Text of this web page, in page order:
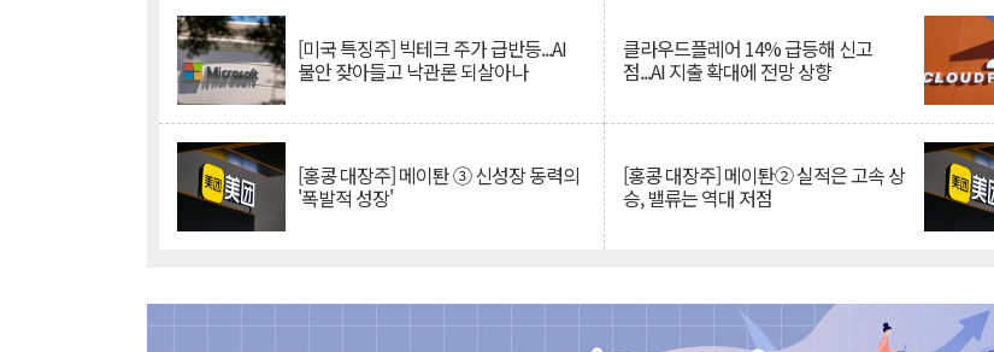
[미국 특징주] 빅테크 주가 급반등...AI
불안 잦아들고 낙관론 되살아나
클라우드플레어 14% 급등해 신고
점...AI 지출 확대에 전망 상향
[홍콩 대장주] 메이퇀 ③ 신성장 동력의
'폭발적 성장'
[홍콩 대장주] 메이퇀② 실적은 고속 상
승, 밸류는 역대 저점